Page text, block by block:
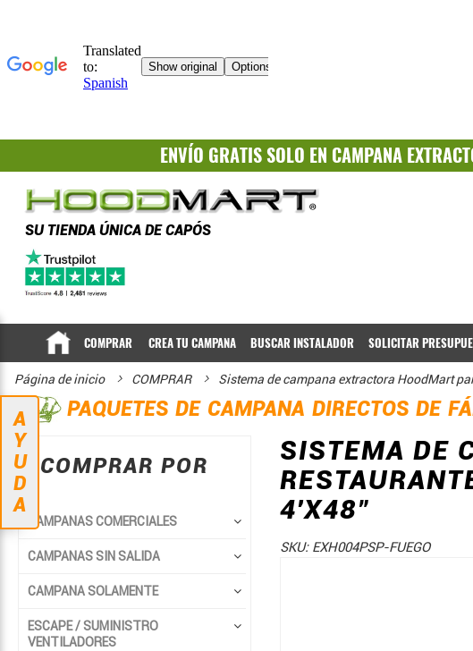
ENVÍO GRATISSOLO EN CAMPANA
SU TIENDA ÚNICA DE CAPÓS
COMPRAR CREA TU CAMPANA BUSCAR INSTALADOR SOLICITAR
Página de inicio COMPRAR Sistema de campana extractora HoodMart
PAQUETES DE CAMPANA DIRECTOS DE
SISTEMA DE
4'X48"
SKU: EXH004PSP-FUEGO
COMPRAR POR
CAMPANAS COMERCIALES
CAMPANAS SIN SALIDA
CAMPANA SOLAMENTE
ESCAPE / SUMINISTRO
VENTILADORES
A
Y
U
D
A